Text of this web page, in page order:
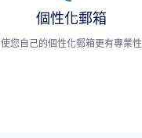
個性化郵箱
使您自己的個性化郵箱更有專業性